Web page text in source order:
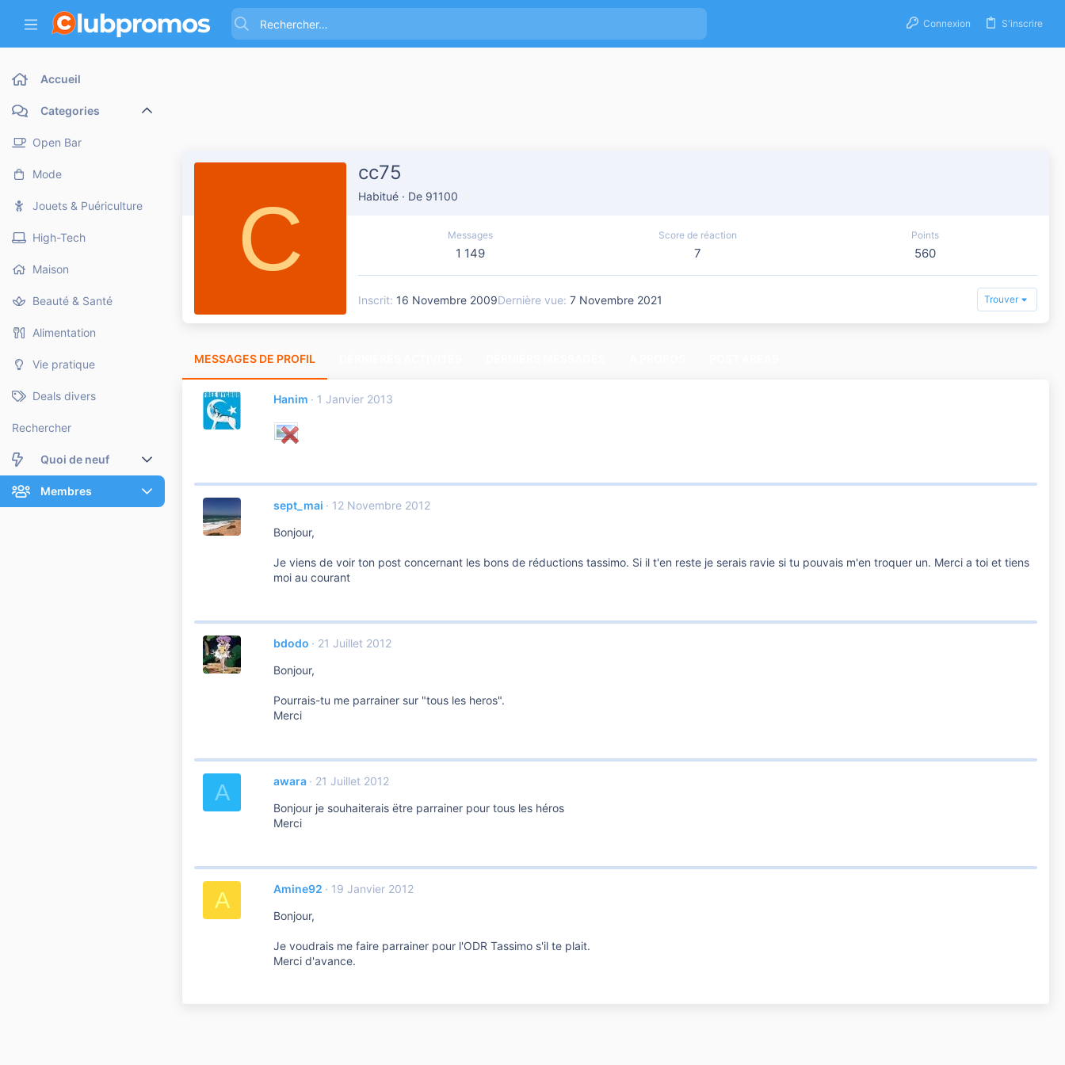
Connexion S'inscrire
Accueil
Categories
Open Bar
Mode
Jouets & Puériculture
High-Tech
Maison
Beauté & Santé
Alimentation
Vie pratique
Deals divers
Rechercher
Quoi de neuf
Nouveaux messages
Membres
C
cc75
Habitué · De 91100
Messages
1 149
Score de réaction
7
Points
560
Inscrit 16 Novembre 2009Dernière vue 7 Novembre 2021 Trouver
MESSAGES DE PROFIL
Hanim 1 Janvier 2013
sept_mai
12 Novembre 2012
Bonjour,
Je viens de voir ton post concernant les bons de réductions tassimo. Si il t'en reste je serais ravie si tu pouvais m'en troquer un. Merci a toi et tiens
moi au courant
bdodo
21 Juillet 2012
Bonjour,
Pourrais-tu me parrainer sur "tous les heros".
Merci
A awara
21 Juillet 2012
Bonjour je souhaiterais ëtre parrainer pour tous les héros
Merci
A Amine92
19 Janvier 2012
Bonjour,
Je voudrais me faire parrainer pour l'ODR Tassimo s'il te plait.
Merci d'avance.